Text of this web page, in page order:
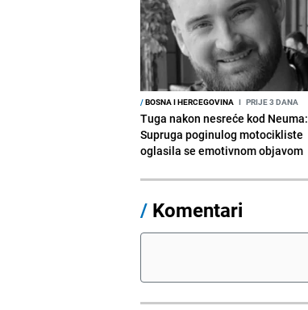
/BOSNA I HERCEGOVINA I PRIJE 3 DANA
Tuga nakon nesreće kod Neuma:
Supruga poginulog motocikliste
oglasila se emotivnom objavom
/ Komentari